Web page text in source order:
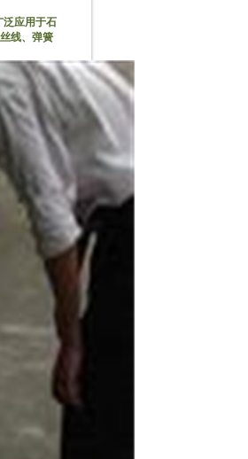
泛应用于石
线、弹簧